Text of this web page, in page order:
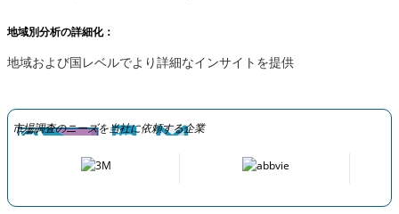
地域別分析の詳細化：
地域および国レベルでより詳細なインサイトを提供
市場調査のニーズを当社に依頼する企業